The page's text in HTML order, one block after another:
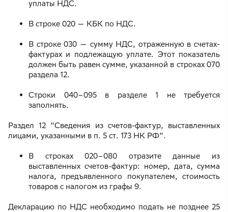
уплаты НДС.
В строке 020 — КБК по НДС.
В строке 030 — сумму НДС, отраженную в счетах-
фактурах и подлежащую уплате. Этот показатель
должен быть равен сумме, указанной в строках 070
раздела 12.
Строки 040–095 в разделе 1 не требуется
заполнять.
Раздел 12 "Сведения из счетов-фактур, выставленных
лицами, указанными в п. 5 ст. 173 НК РФ".
В строках 020–080 отразите данные из
выставленных счетов-фактур: номер, дата, сумма
налога, предъявленного покупателем, стоимость
товаров с налогом из графы 9.
Декларацию по НДС необходимо подать не позднее 25